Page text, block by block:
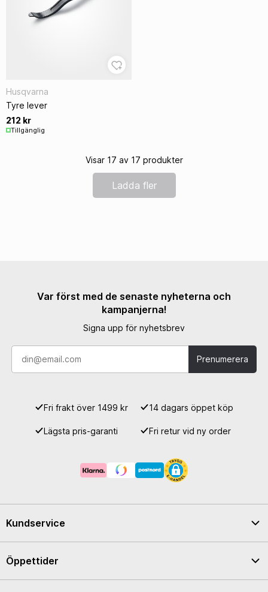
Husqvarna
Tyre lever
212 kr
Tillgänglig
Visar 17 av 17 produkter
Ladda fler
Var först med de senaste nyheterna och
kampanjerna!
Signa upp för nyhetsbrev
Prenumerera
Fri frakt över 1499 kr 14 dagars öppet köp
Lägsta pris-garanti Fri retur vid ny order
Kundservice
Öppettider